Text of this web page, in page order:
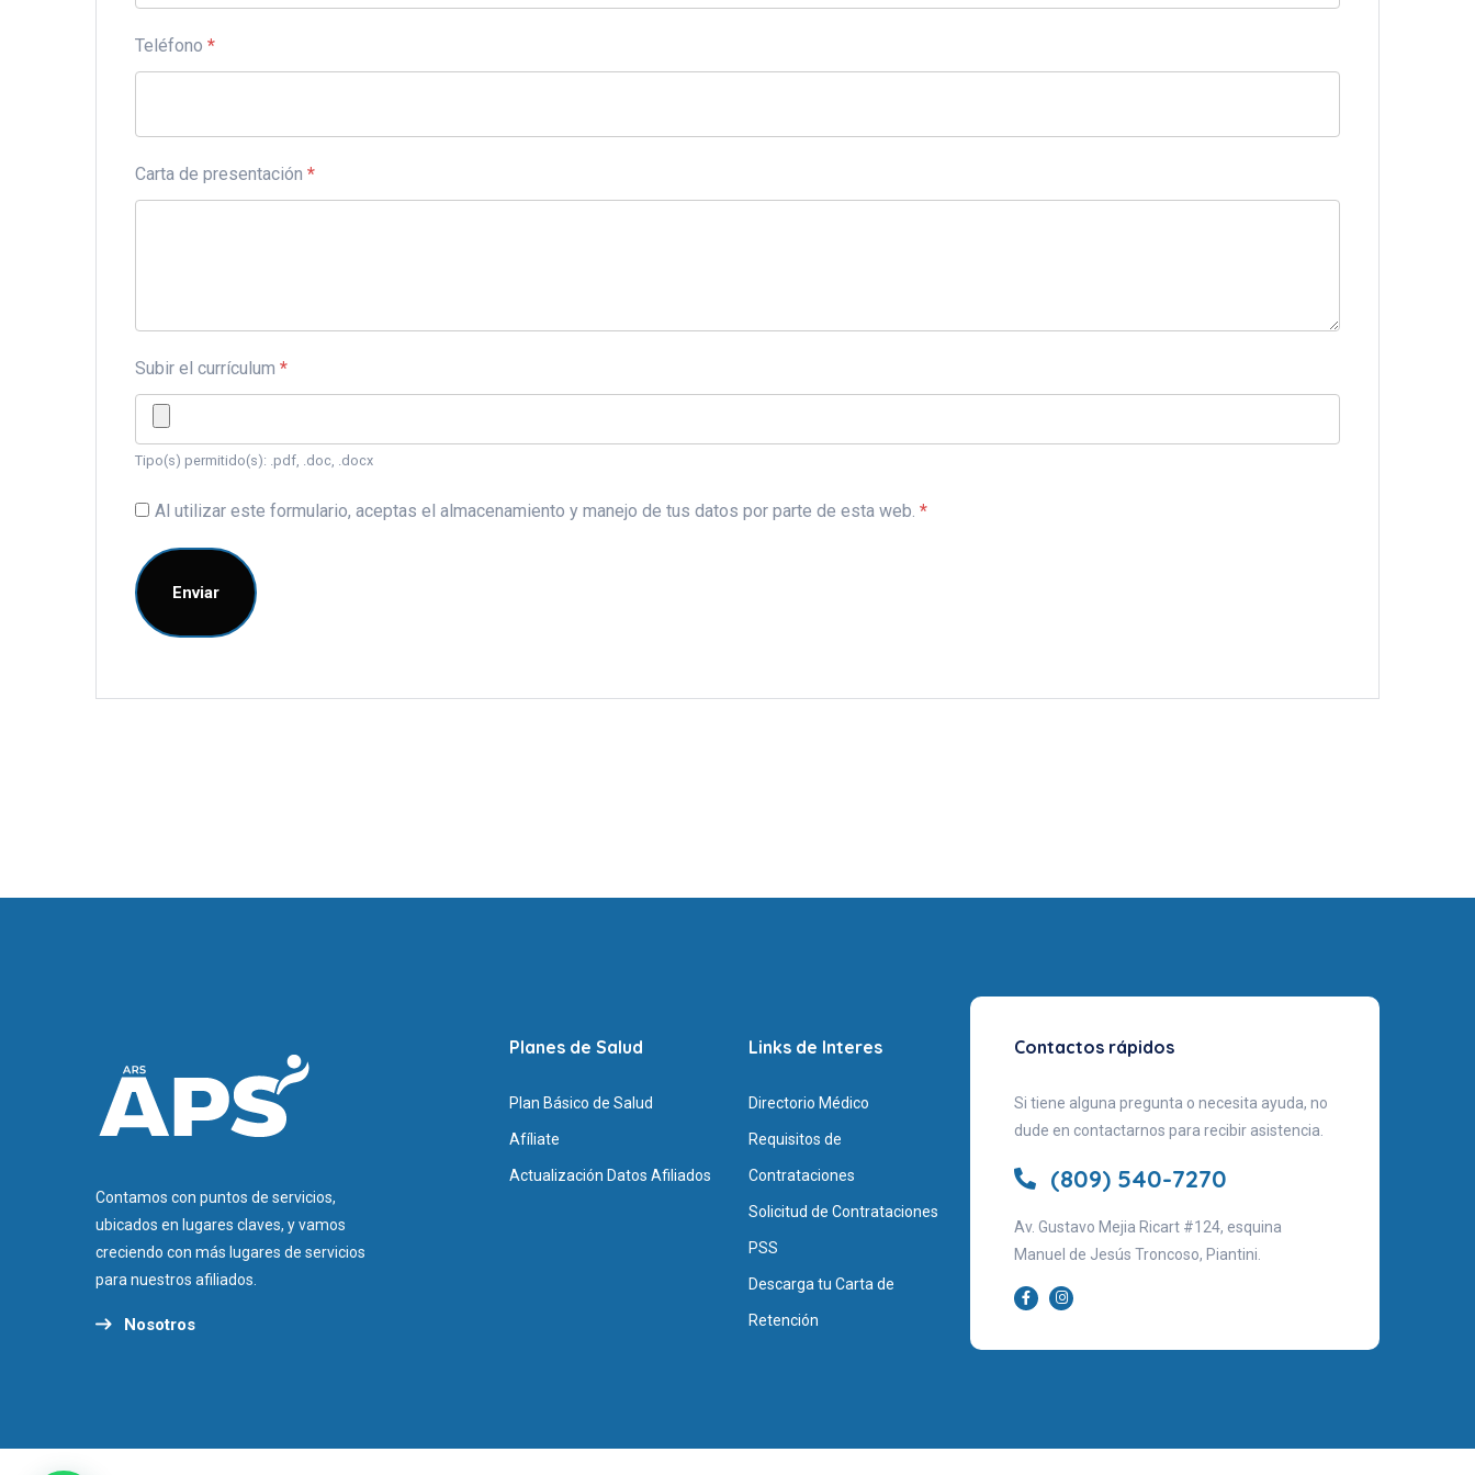
Teléfono *
Carta de presentación *
Subir el currículum *
Tipo(s) permitido(s): .pdf, .doc, .docx
Al utilizar este formulario, aceptas el almacenamiento y manejo de tus datos por parte de esta web. *
Contamos con puntos de servicios,
ubicados en lugares claves, y vamos
creciendo con más lugares de servicios
para nuestros afiliados.
Nosotros
Planes de Salud
Plan Básico de Salud
Afíliate
Actualización Datos Afiliados
Links de Interes
Directorio Médico
Requisitos de
Contrataciones
Solicitud de Contrataciones
PSS
Descarga tu Carta de
Retención
Contactos rápidos
Si tiene alguna pregunta o necesita ayuda, no
dude en contactarnos para recibir asistencia.
(809) 540-7270
Av. Gustavo Mejia Ricart #124, esquina
Manuel de Jesús Troncoso, Piantini.